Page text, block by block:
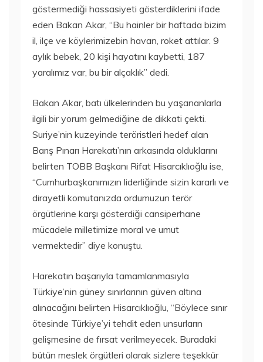
göstermediği hassasiyeti gösterdiklerini ifade
eden Bakan Akar, “Bu hainler bir haftada bizim
il, ilçe ve köylerimizebin havan, roket attılar. 9
aylık bebek, 20 kişi hayatını kaybetti, 187
yaralımız var, bu bir alçaklık” dedi.
Bakan Akar, batı ülkelerinden bu yaşananlarla
ilgili bir yorum gelmediğine de dikkati çekti.
Suriye’nin kuzeyinde teröristleri hedef alan
Barış Pınarı Harekatı’nın arkasında olduklarını
belirten TOBB Başkanı Rifat Hisarcıklıoğlu ise,
“Cumhurbaşkanımızın liderliğinde sizin kararlı ve
dirayetli komutanızda ordumuzun terör
örgütlerine karşı gösterdiği cansiperhane
mücadele milletimize moral ve umut
vermektedir” diye konuştu.
Harekatın başarıyla tamamlanmasıyla
Türkiye’nin güney sınırlarının güven altına
alınacağını belirten Hisarcıklıoğlu, “Böylece sınır
ötesinde Türkiye’yi tehdit eden unsurların
gelişmesine de fırsat verilmeyecek. Buradaki
bütün meslek örgütleri olarak sizlere teşekkür